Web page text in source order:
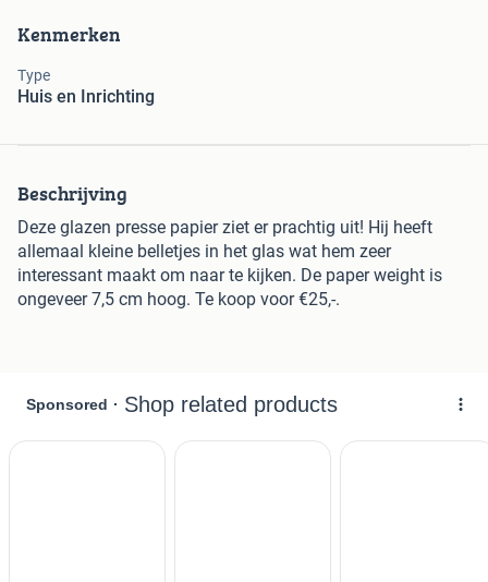
Kenmerken
Type
Huis en Inrichting
Beschrijving
Deze glazen presse papier ziet er prachtig uit! Hij heeft
allemaal kleine belletjes in het glas wat hem zeer
interessant maakt om naar te kijken. De paper weight is
ongeveer 7,5 cm hoog. Te koop voor €25,-.